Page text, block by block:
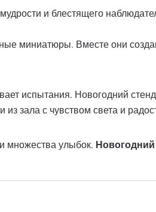
и блестящего
миниатюры. Вместе они
испытания. Новогодний
зала с чувством света и
множества улыбок.